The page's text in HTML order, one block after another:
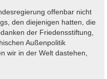
offenbar nicht
den diejenigen hatten, die
der Friedensstiftung,
Außenpolitik
wir in der Welt dastehen,